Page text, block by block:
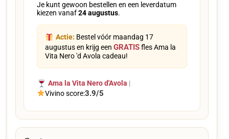
Je kunt gewoon bestellen en een leverdatum
kiezen vanaf24 augustus.
Actie: Bestel vóór maandag 17
augustus en krijg een GRATISfles Ama la
Vita Nero 'd Avola cadeau!
Ama la Vita Nero d'Avola |
Vivino score:3.9/5